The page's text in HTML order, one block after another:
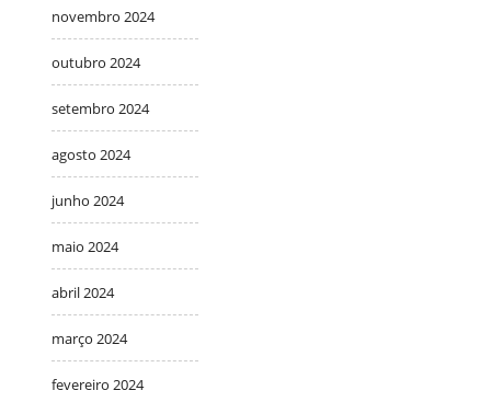
novembro 2024
outubro 2024
setembro 2024
agosto 2024
junho 2024
maio 2024
abril 2024
março 2024
fevereiro 2024